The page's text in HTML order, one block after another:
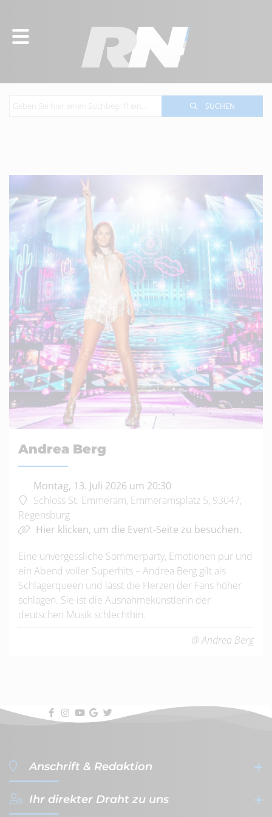
SUCHEN
Andrea Berg
Montag, 13. Juli 2026 um 20:30
Schloss St. Emmeram, Emmeramsplatz 5, 93047,
Regensburg
Hier klicken, um die Event-Seite zu besuchen.
Eine unvergessliche Sommerparty, Emotionen pur und
ein Abend voller Superhits – Andrea Berg gilt als
Schlagerqueen und lässt die Herzen der Fans höher
schlagen. Sie ist die Ausnahmekünstlerin der
deutschen Musik schlechthin.
@ Andrea Berg
Anschrift & Redaktion
filterVERLAG GmbH & Co. KG
Ihr direkter Draht zu uns